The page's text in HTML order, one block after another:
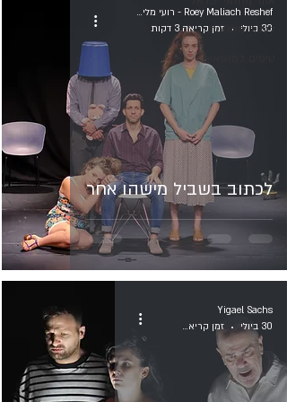
לימודי מחזאות
טיפים למחזאים
לכתוב בשביל מישהו אחר
Roey Maliach Reshef - רועי מליח רשף
30 ביולי
זמן קריאה 3 דקות
Yigael Sachs
30 ביולי
זמן קריאה 13 דקות